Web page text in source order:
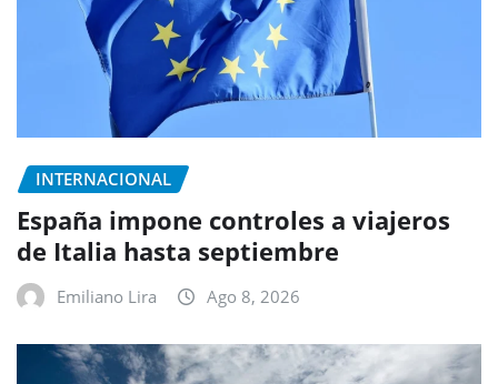
INTERNACIONAL
España impone controles a viajeros
de Italia hasta septiembre
Emiliano Lira Ago 8, 2026